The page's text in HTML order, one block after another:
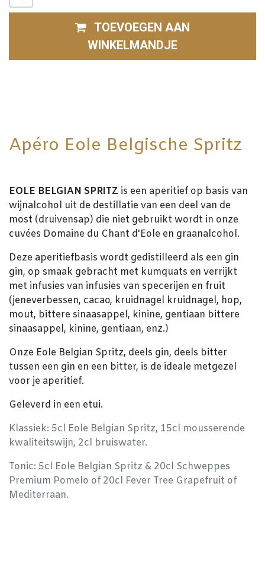
TOEVOEGEN AAN
WINKELMANDJE
Apéro Eole Belgische Spritz
EOLE BELGIAN SPRITZ is een aperitief op basis van
wijnalcohol uit de destillatie van een deel van de
most (druivensap) die niet gebruikt wordt in onze
cuvées Domaine du Chant d'Eole en graanalcohol.
Deze aperitiefbasis wordt gedistilleerd als een gin
gin, op smaak gebracht met kumquats en verrijkt
met infusies van infusies van specerijen en fruit
(jeneverbessen, cacao, kruidnagel kruidnagel, hop,
mout, bittere sinaasappel, kinine, gentiaan bittere
sinaasappel, kinine, gentiaan, enz.)
Onze Eole Belgian Spritz, deels gin, deels bitter
tussen een gin en een bitter, is de ideale metgezel
voor je aperitief.
Geleverd in een etui.
Klassiek: 5cl Eole Belgian Spritz, 15cl mousserende
kwaliteitswijn, 2cl bruiswater.
Tonic: 5cl Eole Belgian Spritz & 20cl Schweppes
Premium Pomelo of 20cl Fever Tree Grapefruit of
Mediterraan.